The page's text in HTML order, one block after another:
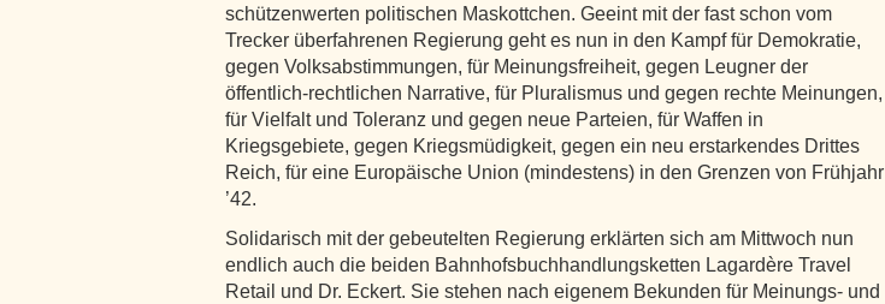
schützenwerten politischen Maskottchen. Geeint mit der fast schon vom
Trecker überfahrenen Regierung geht es nun in den Kampf für Demokratie,
gegen Volksabstimmungen, für Meinungsfreiheit, gegen Leugner der
öffentlich-rechtlichen Narrative, für Pluralismus und gegen rechte Meinungen,
für Vielfalt und Toleranz und gegen neue Parteien, für Waffen in
Kriegsgebiete, gegen Kriegsmüdigkeit, gegen ein neu erstarkendes Drittes
Reich, für eine Europäische Union (mindestens) in den Grenzen von Frühjahr
’42.
Solidarisch mit der gebeutelten Regierung erklärten sich am Mittwoch nun
endlich auch die beiden Bahnhofsbuchhandlungsketten Lagardère Travel
Retail und Dr. Eckert. Sie stehen nach eigenem Bekunden für Meinungs- und